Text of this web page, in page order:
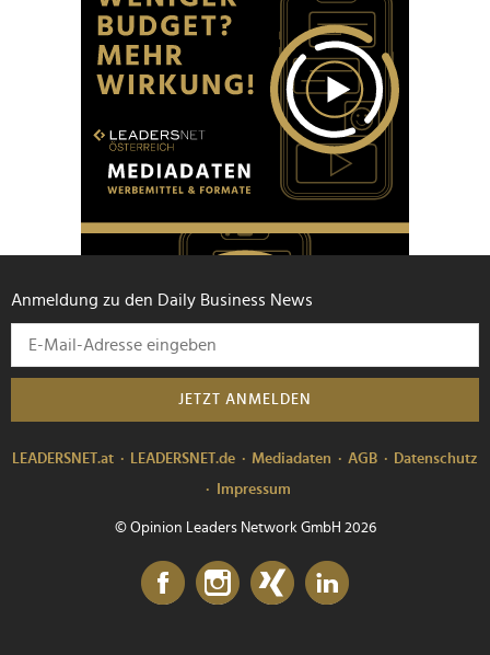
Anmeldung zu den Daily Business News
JETZT ANMELDEN
LEADERSNET.at LEADERSNET.de Mediadaten AGB
Datenschutz
Impressum
© Opinion Leaders Network GmbH 2026